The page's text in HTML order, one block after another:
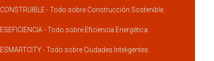
CONSTRUIBLE - Todo sobre Construcción Sostenible
ESEFICIENCIA - Todo sobre Eficiencia Energética
ESMARTCITY - Todo sobre Ciudades Inteligentes